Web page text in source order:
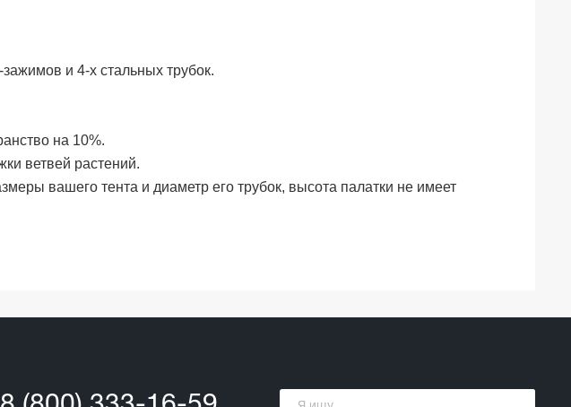
и 4-х стальных трубок.
на 10%.
ветвей растений.
вашего тента и диаметр его трубок, высота палатки не имеет